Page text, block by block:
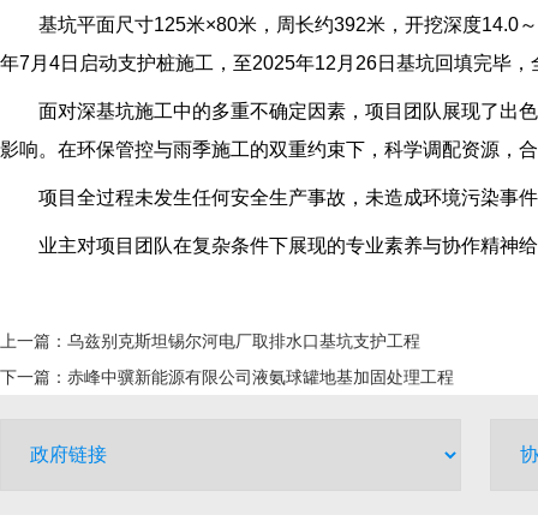
基坑平面尺寸125米×80米，周长约392米，开挖深度14.0～
年7月4日启动支护桩施工，至2025年12月26日基坑回填完毕，
面对深基坑施工中的多重不确定因素，项目团队展现了出色
影响。在环保管控与雨季施工的双重约束下，科学调配资源，
项目全过程未发生任何安全生产事故，未造成环境污染事
业主对项目团队在复杂条件下展现的专业素养与协作精神给
上一篇： 乌兹别克斯坦锡尔河电厂取排水口基坑支护工程
下一篇： 赤峰中骥新能源有限公司液氨球罐地基加固处理工程